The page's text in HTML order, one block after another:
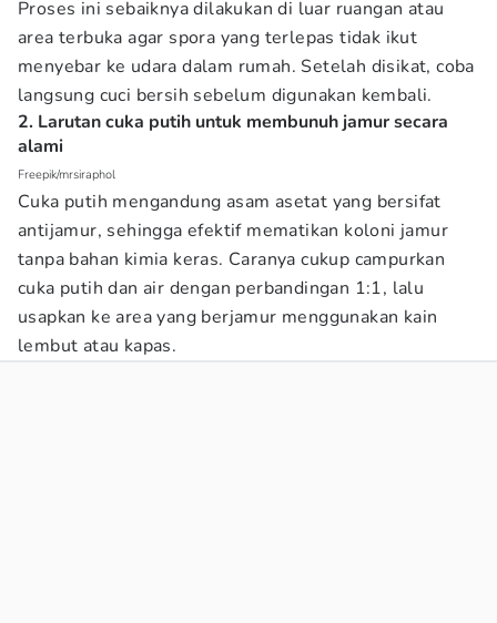
Proses ini sebaiknya dilakukan di luar ruangan atau
area terbuka agar spora yang terlepas tidak ikut
menyebar ke udara dalam rumah. Setelah disikat, coba
langsung cuci bersih sebelum digunakan kembali.
2. Larutan cuka putih untuk membunuh jamur secara
alami
Freepik/mrsiraphol
Cuka putih mengandung asam asetat yang bersifat
antijamur, sehingga efektif mematikan koloni jamur
tanpa bahan kimia keras. Caranya cukup campurkan
cuka putih dan air dengan perbandingan 1:1, lalu
usapkan ke area yang berjamur menggunakan kain
lembut atau kapas.